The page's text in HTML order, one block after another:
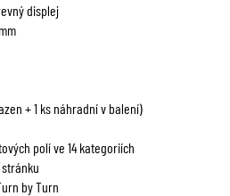
displej
+ 1 ks náhradní v balení)
polí ve 14 kategoriích
stránku
by Turn